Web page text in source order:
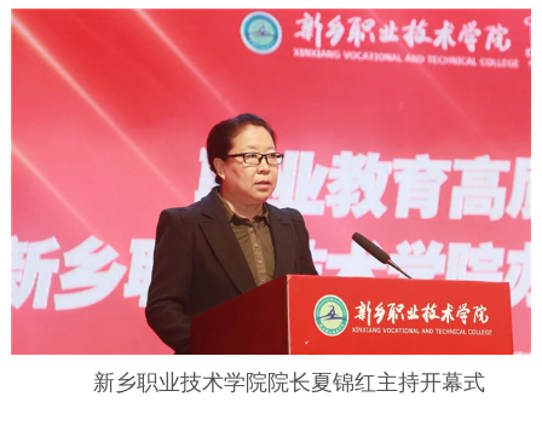
新乡职业技术学院院长夏锦红主持开幕式